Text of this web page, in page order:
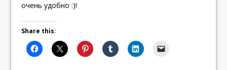
очень удобно :)!
Share this: